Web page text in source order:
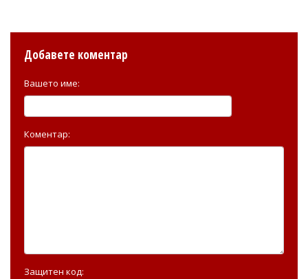
Добавете коментар
Вашето име:
Коментар:
Защитен код: